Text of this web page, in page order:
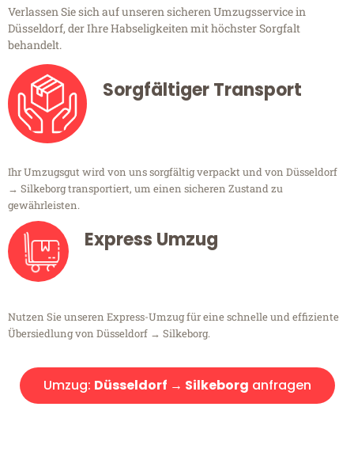
Verlassen Sie sich auf unseren sicheren Umzugsservice in
Düsseldorf, der Ihre Habseligkeiten mit höchster Sorgfalt
behandelt.
Sorgfältiger Transport
Ihr Umzugsgut wird von uns sorgfältig verpackt und von Düsseldorf
→ Silkeborg transportiert, um einen sicheren Zustand zu
gewährleisten.
Express Umzug
Nutzen Sie unseren Express-Umzug für eine schnelle und effiziente
Übersiedlung von Düsseldorf → Silkeborg.
Umzug: Düsseldorf → Silkeborg anfragen